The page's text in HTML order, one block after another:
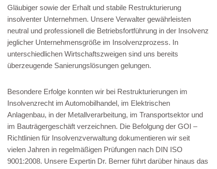
Gläubiger sowie der Erhalt und stabile Restrukturierung
insolventer Unternehmen. Unsere Verwalter gewährleisten
neutral und professionell die Betriebsfortführung in der Insolvenz
jeglicher Unternehmensgröße im Insolvenzprozess. In
unterschiedlichen Wirtschaftszweigen sind uns bereits
überzeugende Sanierungslösungen gelungen.
Besondere Erfolge konnten wir bei Restrukturierungen im
Insolvenzrecht im Automobilhandel, im Elektrischen
Anlagenbau, in der Metallverarbeitung, im Transportsektor und
im Bauträgergeschäft verzeichnen. Die Befolgung der GOI –
Richtlinien für Insolvenzverwaltung dokumentieren wir seit
vielen Jahren in regelmäßigen Prüfungen nach DIN ISO
9001:2008. Unsere Expertin Dr. Berner führt darüber hinaus das